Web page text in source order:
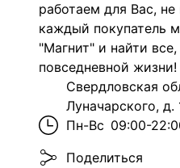
работаем для Вас,
каждый покупатель
"Магнит" и найти
повседневной жизни!
Свердловская
Луначарского, д.
Пн-Вс 09:00-
Поделиться